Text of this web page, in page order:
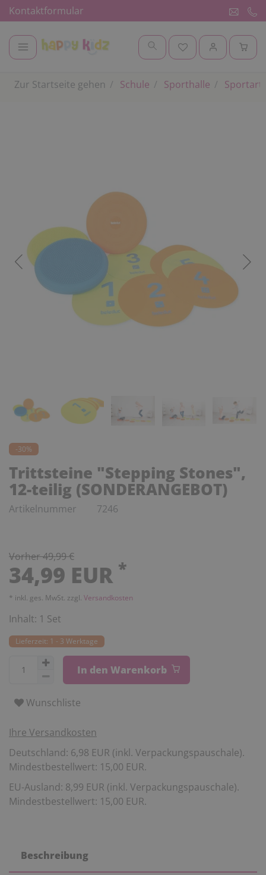
Kontaktformular
Zur Startseite gehen Schule Sporthalle
-30%
Trittsteine "Stepping Stones",
12-teilig (SONDERANGEBOT)
Artikelnummer 7246
Vorher 49,99 €
34,99 EUR *
* inkl. ges. MwSt. zzgl. Versandkosten
Inhalt: 1 Set
Lieferzeit: 1 - 3 Werktage
In den Warenkorb
Wunschliste
Ihre Versandkosten
Deutschland: 6,98 EUR (inkl. Verpackungspauschale).
Mindestbestellwert: 15,00 EUR.
EU-Ausland: 8,99 EUR (inkl. Verpackungspauschale).
Mindestbestellwert: 15,00 EUR.
Beschreibung